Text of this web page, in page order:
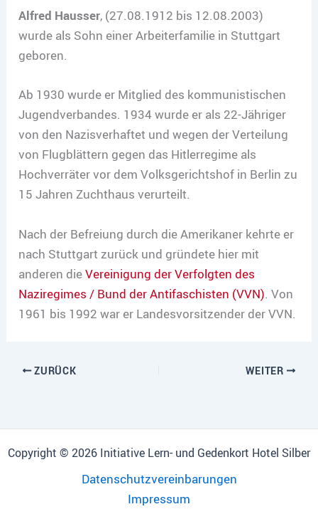
Alfred Hausser, (27.08.1912 bis 12.08.2003)
wurde als Sohn einer Arbeiterfamilie in Stuttgart
geboren.
Ab 1930 wurde er Mitglied des kommunistischen
Jugendverbandes. 1934 wurde er als 22-Jähriger
von den Nazisverhaftet und wegen der Verteilung
von Flugblättern gegen das Hitlerregime als
Hochverräter vor dem Volksgerichtshof in Berlin zu
15 Jahren Zuchthaus verurteilt.
Nach der Befreiung durch die Amerikaner kehrte er
nach Stuttgart zurück und gründete hier mit
anderen dieVereinigung der Verfolgten des
Naziregimes / Bund der Antifaschisten (VVN). Von
1961 bis 1992 war er Landesvorsitzender der VVN.
ZURÜCK WEITER
Copyright © 2026 Initiative Lern- und Gedenkort Hotel Silber
Datenschutzvereinbarungen
Impressum